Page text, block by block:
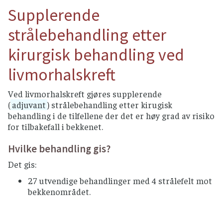
Supplerende
strålebehandling etter
kirurgisk behandling ved
livmorhalskreft
Ved livmorhalskreft gjøres supplerende
(adjuvant) strålebehandling etter kirugisk
behandling i de tilfellene der det er høy grad av risiko
for tilbakefall i bekkenet.
Hvilke behandling gis?
Det gis:
27 utvendige behandlinger med 4 strålefelt mot
bekkenområdet.